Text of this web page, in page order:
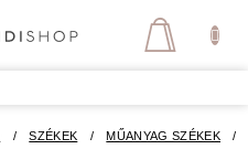
KOSÁR
/ SZÉKEK / MŰANYAG SZÉKEK
/